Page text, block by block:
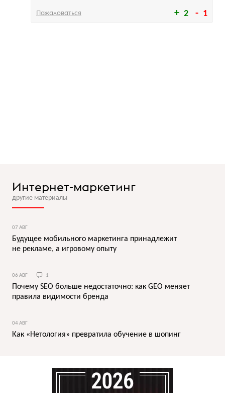
2 1
Пожаловаться
Интернет-маркетинг
другие материалы
07 АВГ
Будущее мобильного маркетинга принадлежит
не рекламе, а игровому опыту
06 АВГ 1
Почему SEO больше недостаточно: как GEO меняет
правила видимости бренда
04 АВГ
Как «Нетология» превратила обучение в шопинг